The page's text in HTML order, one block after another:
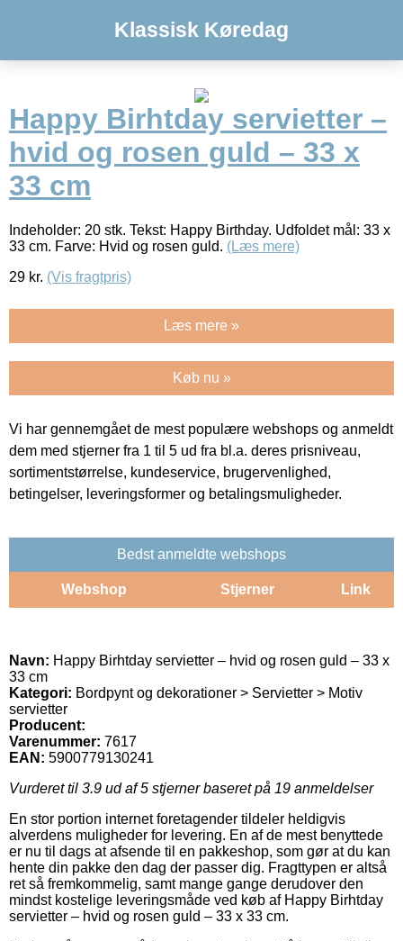
Klassisk Køredag
Happy Birhtday servietter –
hvid og rosen guld – 33 x
33 cm
Indeholder: 20 stk. Tekst: Happy Birthday. Udfoldet mål: 33 x
33 cm. Farve: Hvid og rosen guld. (Læs mere)
29 kr. (Vis fragtpris)
Læs mere »
Køb nu »
Vi har gennemgået de mest populære webshops og anmeldt
dem med stjerner fra 1 til 5 ud fra bl.a. deres prisniveau,
sortimentstørrelse, kundeservice, brugervenlighed,
betingelser, leveringsformer og betalingsmuligheder.
Bedst anmeldte webshops
Webshop Stjerner Link
Navn: Happy Birhtday servietter – hvid og rosen guld – 33 x
33 cm
Kategori: Bordpynt og dekorationer > Servietter > Motiv
servietter
Producent:
Varenummer: 7617
EAN: 5900779130241
Vurderet til 3.9 ud af 5 stjerner baseret på 19 anmeldelser
En stor portion internet foretagender tildeler heldigvis
alverdens muligheder for levering. En af de mest benyttede
er nu til dags at afsende til en pakkeshop, som gør at du kan
hente din pakke den dag der passer dig. Fragttypen er altså
ret så fremkommelig, samt mange gange derudover den
mindst kostelige leveringsmåde ved køb af Happy Birhtday
servietter – hvid og rosen guld – 33 x 33 cm.